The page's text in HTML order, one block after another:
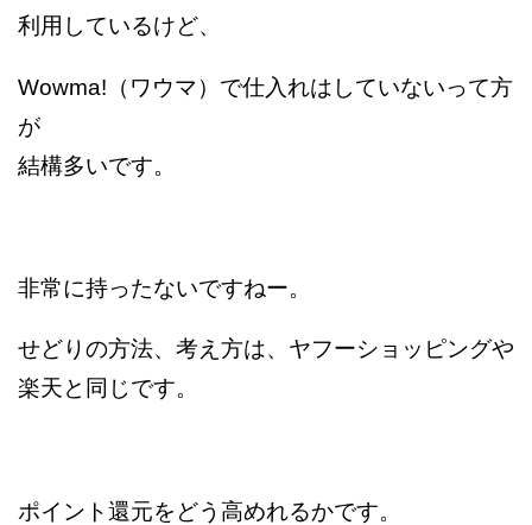
利用しているけど、
Wowma!（ワウマ）で仕入れはしていないって方
が
結構多いです。
非常に持ったないですねー。
せどりの方法、考え方は、ヤフーショッピングや
楽天と同じです。
ポイント還元をどう高めれるかです。